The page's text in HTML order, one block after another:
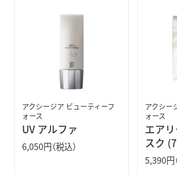
アクシージア ビューティーフ
ォース
UV アルファ
6,050円（税込）
アクシー
ォース
エア
スク
5,390円